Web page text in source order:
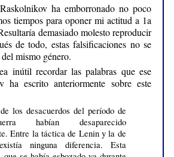
ha emborronado no poco
tiempos para oponer mi actitud a 1a
demasiado molesto reproducir
de todo, estas falsificaciones no se
mismo género.
inútil recordar las palabras que ese
ha escrito anteriormente sobre este
los desacuerdos del período de
habían desaparecido
Entre la táctica de Lenin y la de
ninguna diferencia. Esta